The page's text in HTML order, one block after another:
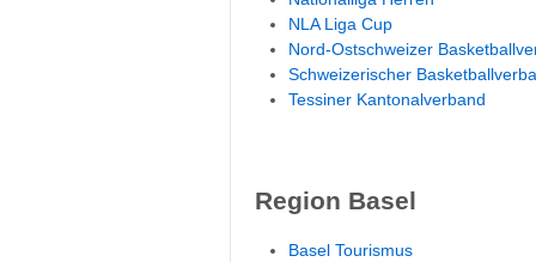
NLA Liga Cup
Nord-Ostschweizer
Schweizerischer
Tessiner Kantonalverband
Region Basel
Basel Tourismus